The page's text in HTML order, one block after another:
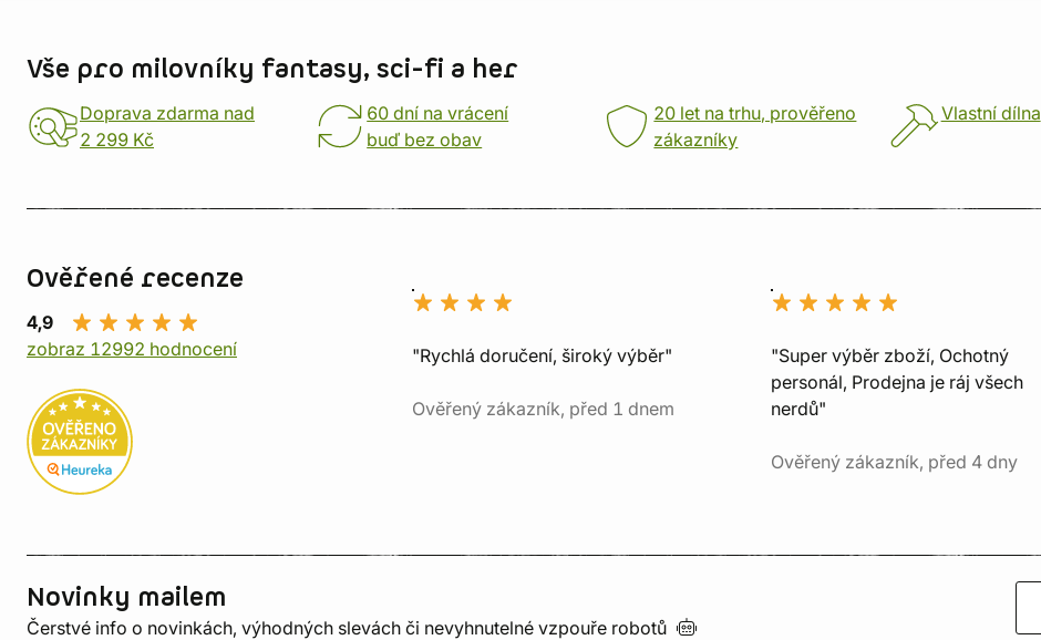
Vše pro milovníky fantasy, sci-fi a her
Doprava zdarma nad
2 299 Kč
60 dní na vrácení
buď bez obav
20 let na trhu, prověřeno
zákazníky
Vlastní dílna
Ověřené recenze
4,9
zobraz 12992 hodnocení
"Rychlá doručení, široký výběr"
Ověřený zákazník, před 1 dnem
"Super výběr zboží, Ochotný
personál, Prodejna je ráj všech
nerdů"
Ověřený zákazník, před 4 dny
Novinky mailem
Čerstvé info o novinkách, výhodných slevách či nevyhnutelné vzpouře robotů